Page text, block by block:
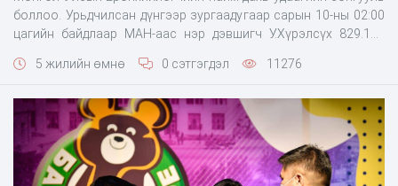
боллоо. Урьдчилсан дүнгээр зургаадугаар сарын 10-ны 02:00
цагийн байдлаар МАН-аас нэр дэвшигч У.Хүрэлсүх 829.128
байна. Тэгвэл У.Хүрэлсүх мөрийн хөтөлбөрөөрөө дамжуулж
онцлох долоон заалтыг хүргэж байна. АВЛИГАГҮЙ УЛ
5 жилийн өмнө 0 сэтгэгдэл 11276